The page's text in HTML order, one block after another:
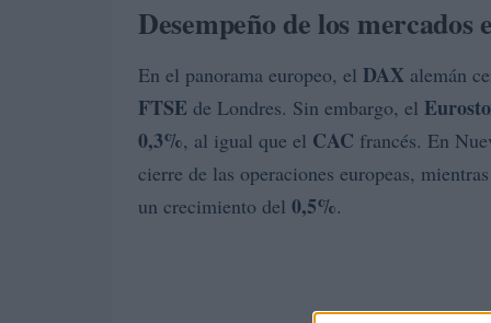
Desempeño de los mercados
En el panorama europeo, el DAX alemán
FTSE de Londres. Sin embargo, el
0,3%, al igual que el CAC francés. En
cierre de las operaciones europeas,
un crecimiento del 0,5%.